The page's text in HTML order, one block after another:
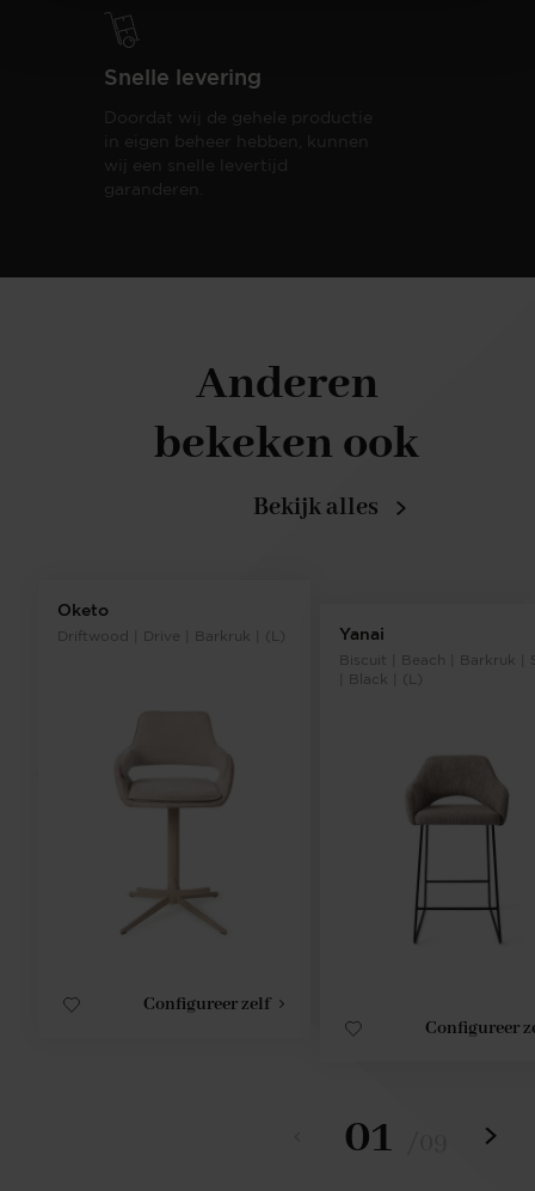
Snelle levering
Doordat wij de gehele productie
in eigen beheer hebben, kunnen
wij een snelle levertijd
garanderen.
Oketo
Driftwood | Drive | Barkruk | (L)
Configureer zelf
Yanai
Biscuit | Beach | Barkruk |
| Black | (L)
Configureer
Anderen
bekeken ook
Bekijk alles
01